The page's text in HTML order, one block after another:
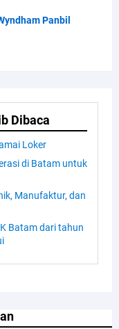
Panbil
Dibaca
Loker
di Batam untuk
Manufaktur, dan
Batam dari tahun